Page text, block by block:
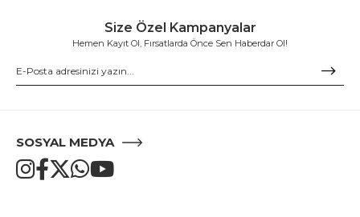
Size Özel Kampanyalar
Hemen Kayıt Ol, Fırsatlarda Önce Sen Haberdar Ol!
SOSYAL MEDYA